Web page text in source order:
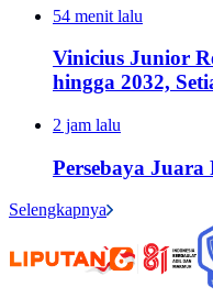
54 menit lalu
Vinicius Junior
hingga 2032,
2 jam lalu
Persebaya Juara
Selengkapnya